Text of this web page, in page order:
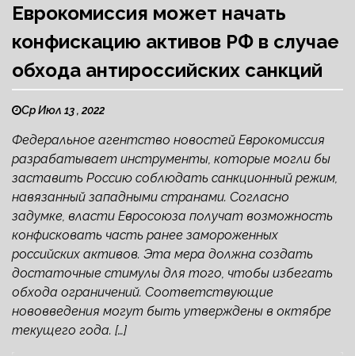
Еврокомиссия может начать
конфискацию активов РФ в случае
обхода антироссийских санкций
Ср Июл 13 , 2022
Федеральное агентство новостей Еврокомиссия
разрабатывает инструменты, которые могли бы
заставить Россию соблюдать санкционный режим,
навязанный западными странами. Согласно
задумке, власти Евросоюза получат возможность
конфисковать часть ранее замороженных
российских активов. Эта мера должна создать
достаточные стимулы для того, чтобы избегать
обхода ограничений. Соответствующие
нововведения могут быть утверждены в октябре
текущего года. […]